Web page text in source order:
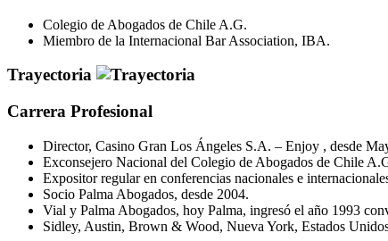
Colegio de Abogados de Chile A.G.
Miembro de la Internacional Bar Association, IBA.
Trayectoria
Carrera Profesional
Director, Casino Gran Los Ángeles S.A. – Enjoy , desde
Exconsejero Nacional del Colegio de Abogados de Chile
Expositor regular en conferencias nacionales e
Socio Palma Abogados, desde 2004.
Vial y Palma Abogados, hoy Palma, ingresó el año 1993
Sidley, Austin, Brown & Wood, Nueva York, Estados